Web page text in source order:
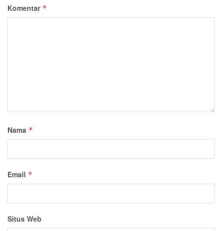
Komentar *
Nama *
Email *
Situs Web